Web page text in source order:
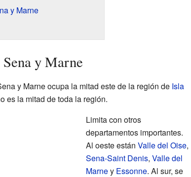
y Marne
y Marne
y Marne ocupa la mitad este de la región de Isla
es la mitad de toda la región.
Limita con otros
departamentos importantes.
Al oeste están Valle del Oise,
Sena-Saint Denis, Valle del
Marney Essonne. Al sur, se